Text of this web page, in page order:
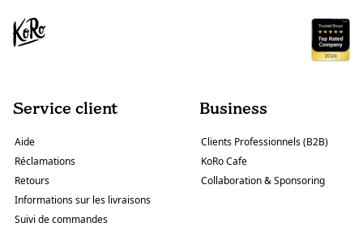
Service client
Aide
Réclamations
Retours
Informations sur les livraisons
Suivi de commandes
Business
Clients Professionnels (B2B)
KoRo Cafe
Collaboration & Sponsoring